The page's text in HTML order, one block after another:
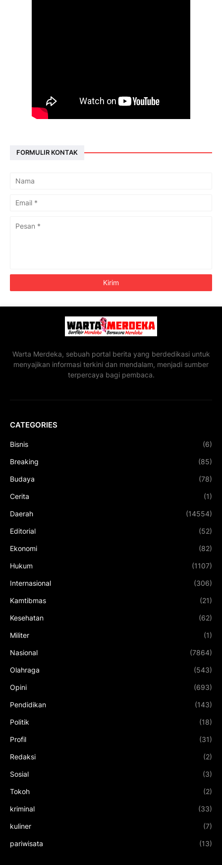
FORMULIR KONTAK
Warta Merdeka, sebuah portal berita yang berdedikasi untuk
menyajikan informasi terkini dan mendalam, menjadi sumber
terpercaya bagi pembaca.
CATEGORIES
Bisnis (6)
Breaking (85)
Budaya (78)
Cerita (1)
Daerah (14554)
Editorial (52)
Ekonomi (82)
Hukum (1107)
Internasional (306)
Kamtibmas (21)
Kesehatan (62)
Militer (1)
Nasional (7864)
Olahraga (543)
Opini (693)
Pendidikan (143)
Politik (18)
Profil (31)
Redaksi (2)
Sosial (3)
Tokoh (2)
kriminal (33)
kuliner (7)
pariwisata (13)